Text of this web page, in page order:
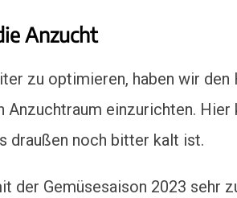
Anzucht
zu optimieren, haben wir
Anzuchtraum einzurichten.
draußen noch bitter kalt ist.
der Gemüsesaison 2023 sehr